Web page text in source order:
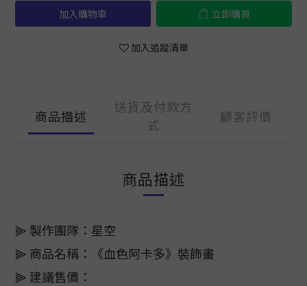
加入購物車 立即購買
加入追蹤清單
商品描述
送貨及付款方
式
顧客評價
商品描述
⫸ 製作團隊：星空
⫸ 商品名稱：《血色阿卡多》裝飾畫
⫸ 建議售價：